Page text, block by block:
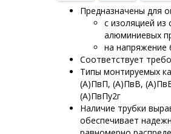
Предназначены для
с изоляцией из
алюминиевых
на напряжение
Соответствует
Типы монтируемых
(А)ПвП, (А)ПвВ,
(А)ПвПу2г
Наличие трубки
обеспечивает